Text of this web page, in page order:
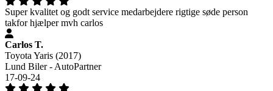
Super kvalitet og godt service medarbejdere rigtige søde person
takfor hjælper mvh carlos
Carlos T.
Toyota Yaris (2017)
Lund Biler - AutoPartner
17-09-24